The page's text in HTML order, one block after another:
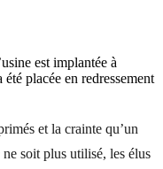
est implantée à
placée en redressement
et la crainte qu’un
soit plus utilisé, les élus